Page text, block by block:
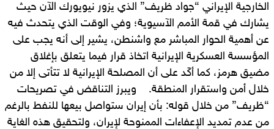
الخارجية الإيراني “جواد ظريف” الذي يزور نيويورك الآن حيث
يشارك في قمة الأمم الآسيوية؛ وفي الوقت الذي يتحدث فيه
عن أهمية الحوار المباشر مع واشنطن، يشير إلى أنه يجب على
المؤسسة العسكرية الإيرانية اتخاذ قرار فيما يتعلق بإغلاق
مضيق هرمز، كما أكّد على أن المصلحة الإيرانية لا تتأتى إلا من
خلال أمن واستقرار المنطقة. ويبرز التناقض في تصريحات
“ظريف” من خلال قوله: بأن إيران ستواصل بيعها للنفط بالرغم
من عدم تمديد الإعفاءات الممنوحة لإيران، ولتحقيق هذه الغاية